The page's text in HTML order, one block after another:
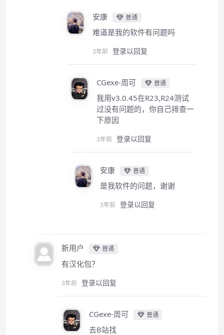
安康 普通
难道是我的软件有问题吗
3年前 登录以回复
CGexe-周可 普通
我用v3.0.45在R23,R24测试
过没有问题的，你自己排查一
下原因
3年前 登录以回复
安康 普通
是我软件的问题，谢谢
3年前 登录以回复
新用户 普通
有汉化包？
3年前 登录以回复
CGexe-周可 普通
去B站找